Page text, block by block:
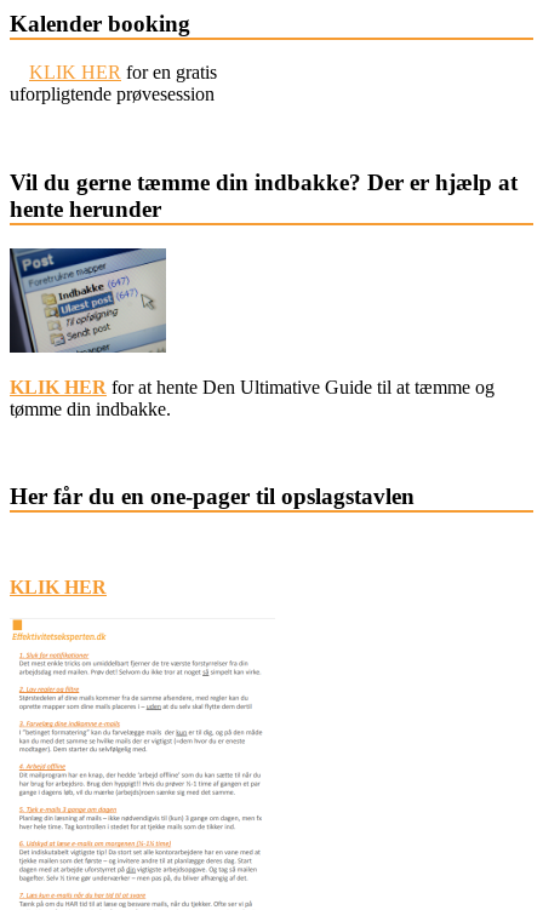
Kalender booking
KLIK HER for en gratis
uforpligtende prøvesession
Vil du gerne tæmme din indbakke? Der er hjælp at
hente herunder
KLIK HER for at hente Den Ultimative Guide til at tæmme og
tømme din indbakke.
Her får du en one-pager til opslagstavlen
KLIK HER